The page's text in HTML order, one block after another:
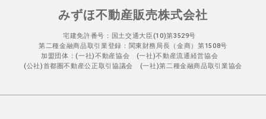
みずほ不動産販売株式会社
宅建免許番号：国土交通大臣(10)第3529号
第二種金融商品取引業登録：関東財務局長（金商）第1508号
加盟団体：(一社)不動産協会 (一社)不動産流通経営協会
(公社)首都圏不動産公正取引協議会 (一社)第二種金融商品取引業協会